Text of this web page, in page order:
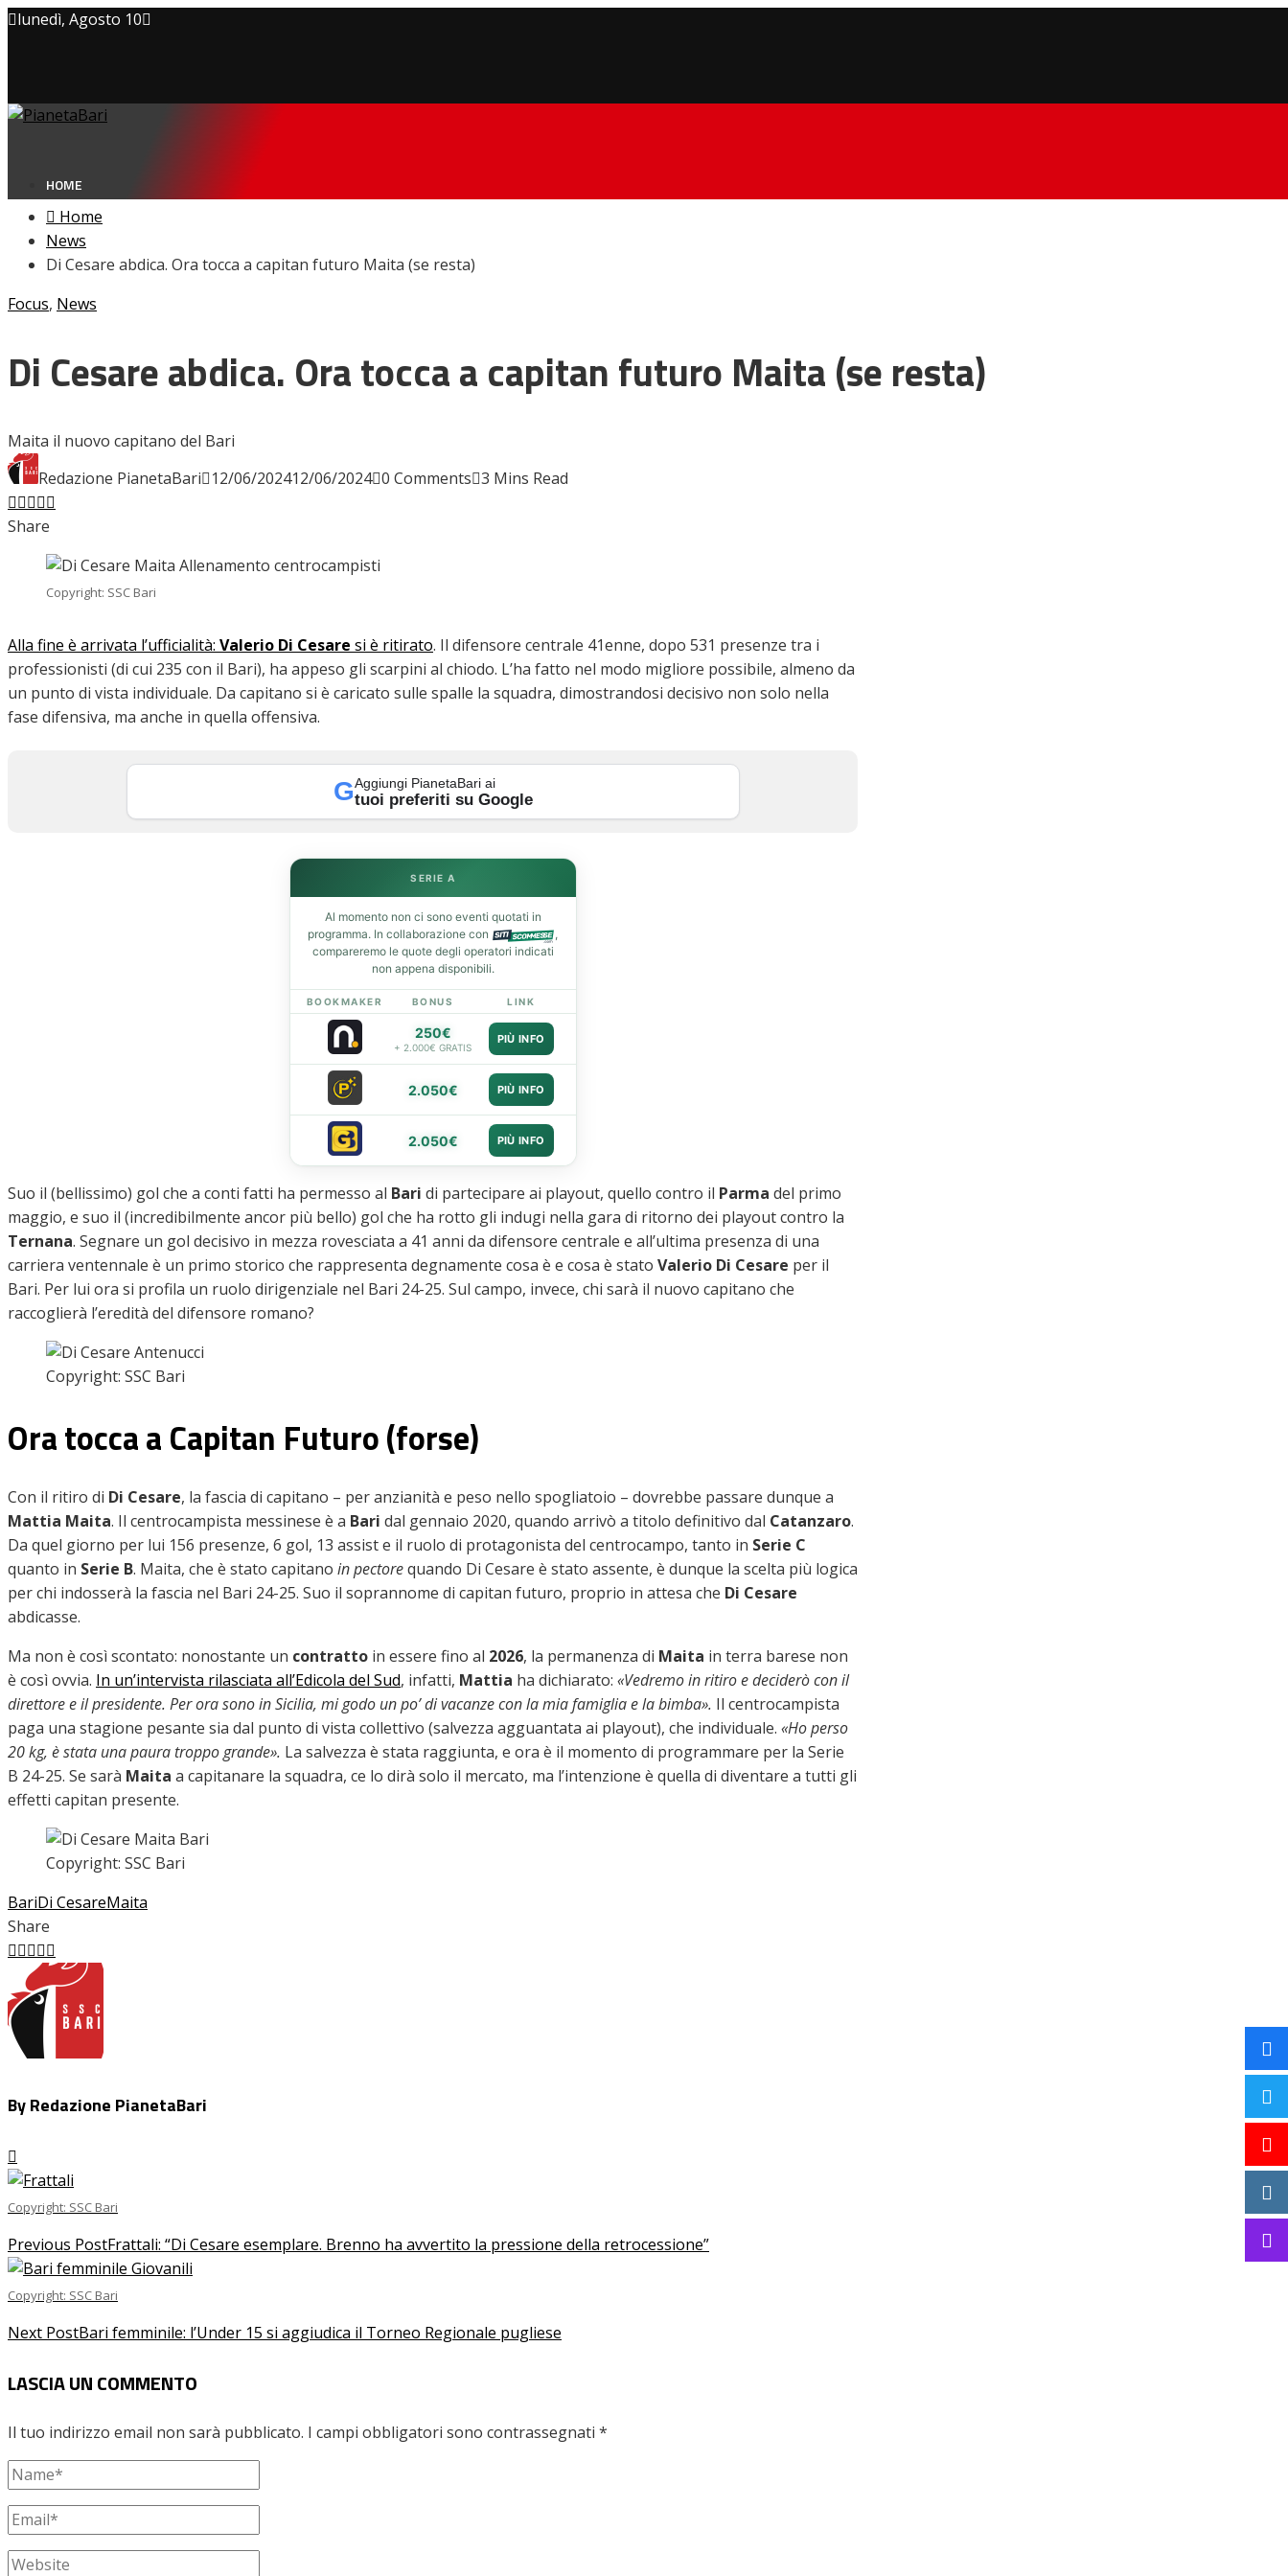
lunedì, Agosto 10
Cookie Policy
HOME
NEWS
Amarcord
Giovanili
Le pagelle
FOCUS
CALCIOMERCATO
Video
Home
News
Di Cesare abdica. Ora tocca a capitan futuro Maita (se resta)
Focus, News
Di Cesare abdica. Ora tocca a capitan futuro Maita (se resta)
Maita il nuovo capitano del Bari
Redazione PianetaBari 12/06/202412/06/2024 0 Comments 3 Mins Read
Facebook
Twitter
LinkedIn
Pinterest
Stumbleupon
Share
Copyright: SSC Bari
Alla fine è arrivata l’ufficialità: Valerio Di Cesare si è ritirato. Il difensore centrale 41enne, dopo 531 presenze tra i
professionisti (di cui 235 con il Bari), ha appeso gli scarpini al chiodo. L’ha fatto nel modo migliore possibile, almeno da
un punto di vista individuale. Da capitano si è caricato sulle spalle la squadra, dimostrandosi decisivo non solo nella
fase difensiva, ma anche in quella offensiva.
GAggiungi PianetaBari ai
tuoi preferiti su Google
SERIE A
Al momento non ci sono eventi quotati in
programma. In collaborazione con
,
compareremo le quote degli operatori indicati
non appena disponibili.
BOOKMAKER BONUS LINK
250€
+ 2.000€ GRATIS
PIÙ INFO
2.050€ PIÙ INFO
2.050€ PIÙ INFO
Suo il (bellissimo) gol che a conti fatti ha permesso al Bari di partecipare ai playout, quello contro il Parma del primo
maggio, e suo il (incredibilmente ancor più bello) gol che ha rotto gli indugi nella gara di ritorno dei playout contro la
Ternana. Segnare un gol decisivo in mezza rovesciata a 41 anni da difensore centrale e all’ultima presenza di una
carriera ventennale è un primo storico che rappresenta degnamente cosa è e cosa è stato Valerio Di Cesare per il
Bari. Per lui ora si profila un ruolo dirigenziale nel Bari 24-25. Sul campo, invece, chi sarà il nuovo capitano che
raccoglierà l’eredità del difensore romano?
Copyright: SSC Bari
Ora tocca a Capitan Futuro (forse)
Con il ritiro di Di Cesare, la fascia di capitano – per anzianità e peso nello spogliatoio – dovrebbe passare dunque a
Mattia Maita. Il centrocampista messinese è a Bari dal gennaio 2020, quando arrivò a titolo definitivo dal Catanzaro.
Da quel giorno per lui 156 presenze, 6 gol, 13 assist e il ruolo di protagonista del centrocampo, tanto in Serie C
quanto in Serie B. Maita, che è stato capitano in pectorequando Di Cesare è stato assente, è dunque la scelta più logica
per chi indosserà la fascia nel Bari 24-25. Suo il soprannome di capitan futuro, proprio in attesa che Di Cesare
abdicasse.
Ma non è così scontato: nonostante un contratto in essere fino al 2026, la permanenza di Maita in terra barese non
è così ovvia. In un’intervista rilasciata all’Edicola del Sud, infatti, Mattia ha dichiarato: «Vedremo in ritiro e deciderò con il
direttore e il presidente. Per ora sono in Sicilia, mi godo un po’ di vacanze con la mia famiglia e la bimba». Il centrocampista
paga una stagione pesante sia dal punto di vista collettivo (salvezza agguantata ai playout), che individuale. «Ho perso
20 kg, è stata una paura troppo grande». La salvezza è stata raggiunta, e ora è il momento di programmare per la Serie
B 24-25. Se sarà Maita a capitanare la squadra, ce lo dirà solo il mercato, ma l’intenzione è quella di diventare a tutti gli
effetti capitan presente.
Copyright: SSC Bari
BariDi CesareMaita
Share
Facebook
Twitter
LinkedIn
Pinterest
Stumbleupon
By Redazione PianetaBari
Copyright: SSC Bari
Previous PostFrattali: “Di Cesare esemplare. Brenno ha avvertito la pressione della retrocessione”
Copyright: SSC Bari
Next PostBari femminile: l’Under 15 si aggiudica il Torneo Regionale pugliese
LASCIA UN COMMENTO
Il tuo indirizzo email non sarà pubblicato. I campi obbligatori sono contrassegnati *